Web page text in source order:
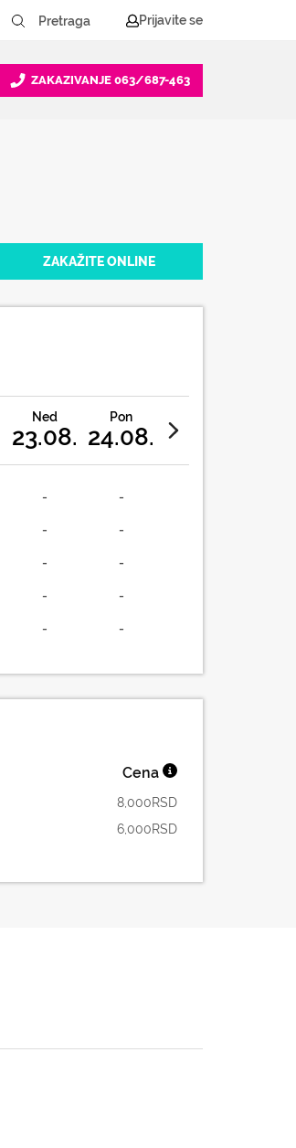
Prijavite se
ZAKAZIVANJE 063/687-463
ZAKAŽITE ONLINE
Ned
23.08.
Pon
24.08.
-
-
-
-
-
-
-
-
-
-
Cena
8,000RSD
6,000RSD